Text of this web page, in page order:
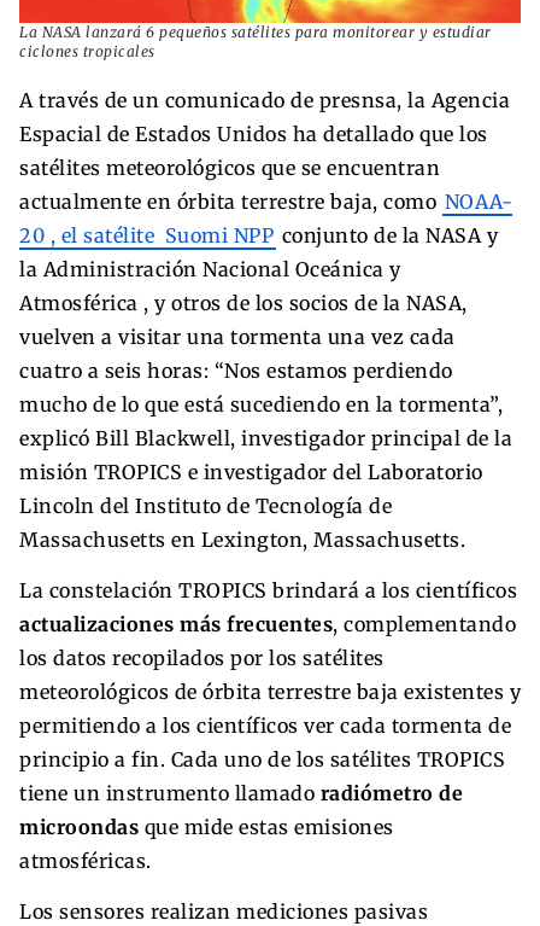
La NASA lanzará 6 pequeños satélites para monitorear y estudiar
ciclones tropicales
A través de un comunicado de presnsa, la Agencia
Espacial de Estados Unidos ha detallado que los
satélites meteorológicos que se encuentran
actualmente en órbita terrestre baja, como NOAA-
20 , el satélite Suomi NPP conjunto de la NASA y
la Administración Nacional Oceánica y
Atmosférica , y otros de los socios de la NASA,
vuelven a visitar una tormenta una vez cada
cuatro a seis horas: “Nos estamos perdiendo
mucho de lo que está sucediendo en la tormenta”,
explicó Bill Blackwell, investigador principal de la
misión TROPICS e investigador del Laboratorio
Lincoln del Instituto de Tecnología de
Massachusetts en Lexington, Massachusetts.
La constelación TROPICS brindará a los científicos
actualizaciones más frecuentes, complementando
los datos recopilados por los satélites
meteorológicos de órbita terrestre baja existentes y
permitiendo a los científicos ver cada tormenta de
principio a fin. Cada uno de los satélites TROPICS
tiene un instrumento llamado radiómetro de
microondas que mide estas emisiones
atmosféricas.
Los sensores realizan mediciones pasivas